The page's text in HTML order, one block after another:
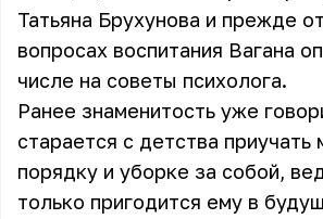
Татьяна Брухунова и прежде
вопросах воспитания Вагана
числе на советы психолога.
Ранее знаменитость уже
старается с детства приучать
порядку и уборке за собой,
только пригодится ему в